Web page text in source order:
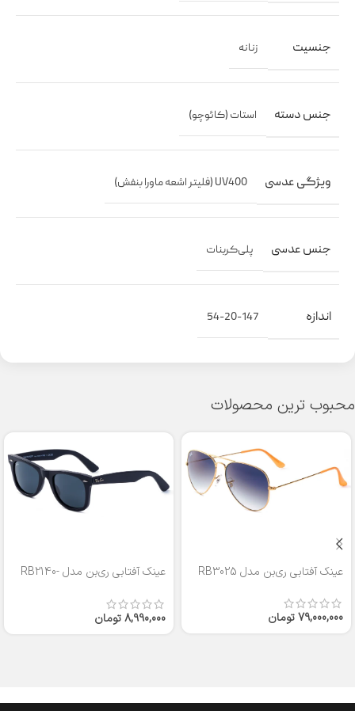
جنسیت زنانه
جنس دسته استات (کائوچو)
ویژگی عدسی UV400 (فلیتر اشعه ماورا بنفش)
جنس عدسی پلی‌کربنات
اندازه 54-20-147
محبوب ترین محصولات
عینک آفتابی ری‌بن مدل RB3025
79,000,000تومان
عینک آفتابی ری‌بن مدل RB2140-
8,990,000تومان